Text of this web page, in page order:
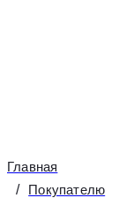
Главная
Покупателю